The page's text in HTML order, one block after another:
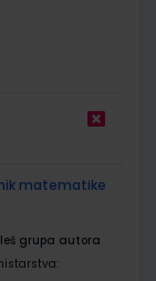
matematike
grupa autora